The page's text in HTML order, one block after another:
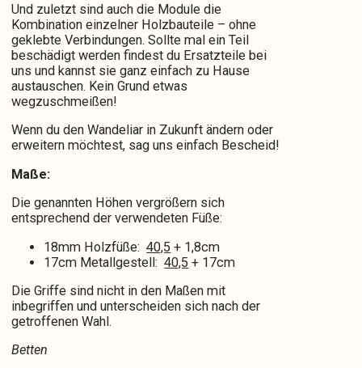
Und zuletzt sind auch die Module die
Kombination einzelner Holzbauteile – ohne
geklebte Verbindungen. Sollte mal ein Teil
beschädigt werden findest du Ersatzteile bei
uns und kannst sie ganz einfach zu Hause
austauschen. Kein Grund etwas
wegzuschmeißen!
Wenn du den Wandeliar in Zukunft ändern oder
erweitern möchtest, sag uns einfach Bescheid!
Maße:
Die genannten Höhen vergrößern sich
entsprechend der verwendeten Füße:
18mm Holzfüße:40,5 + 1,8cm
17cm Metallgestell:40,5 + 17cm
Die Griffe sind nicht in den Maßen mit
inbegriffen und unterscheiden sich nach der
getroffenen Wahl.
Betten